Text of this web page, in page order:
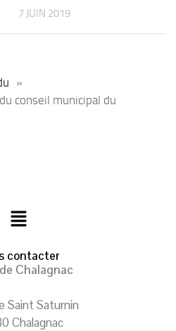
7 JUIN 2019
»
conseil municipal du
contacter
Chalagnac
Saint Saturnin
Chalagnac